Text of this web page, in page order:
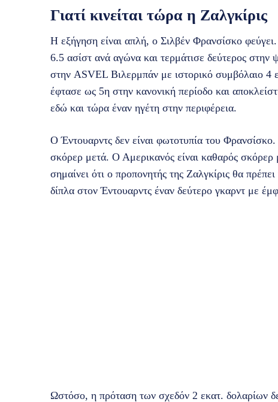
Γιατί κινείται τώρα η Ζαλγκίρις
Η εξήγηση είναι απλή, ο Σιλβέν Φρανσίσκο
6.5 ασίστ ανά αγώνα και τερμάτισε δεύτερος
στην ASVEL Βιλερμπάν με ιστορικό συμβόλαιο
έφτασε ως 5η στην κανονική περίοδο και
εδώ και τώρα έναν ηγέτη στην περιφέρεια.
Ο Έντουαρντς δεν είναι φωτοτυπία του
σκόρερ μετά. Ο Αμερικανός είναι καθαρός σκόρερ
σημαίνει ότι ο προπονητής της Ζαλγκίρις θα
δίπλα στον Έντουαρντς έναν δεύτερο γκαρντ με
Ωστόσο, η πρόταση των σχεδόν 2 εκατ. δολαρίων